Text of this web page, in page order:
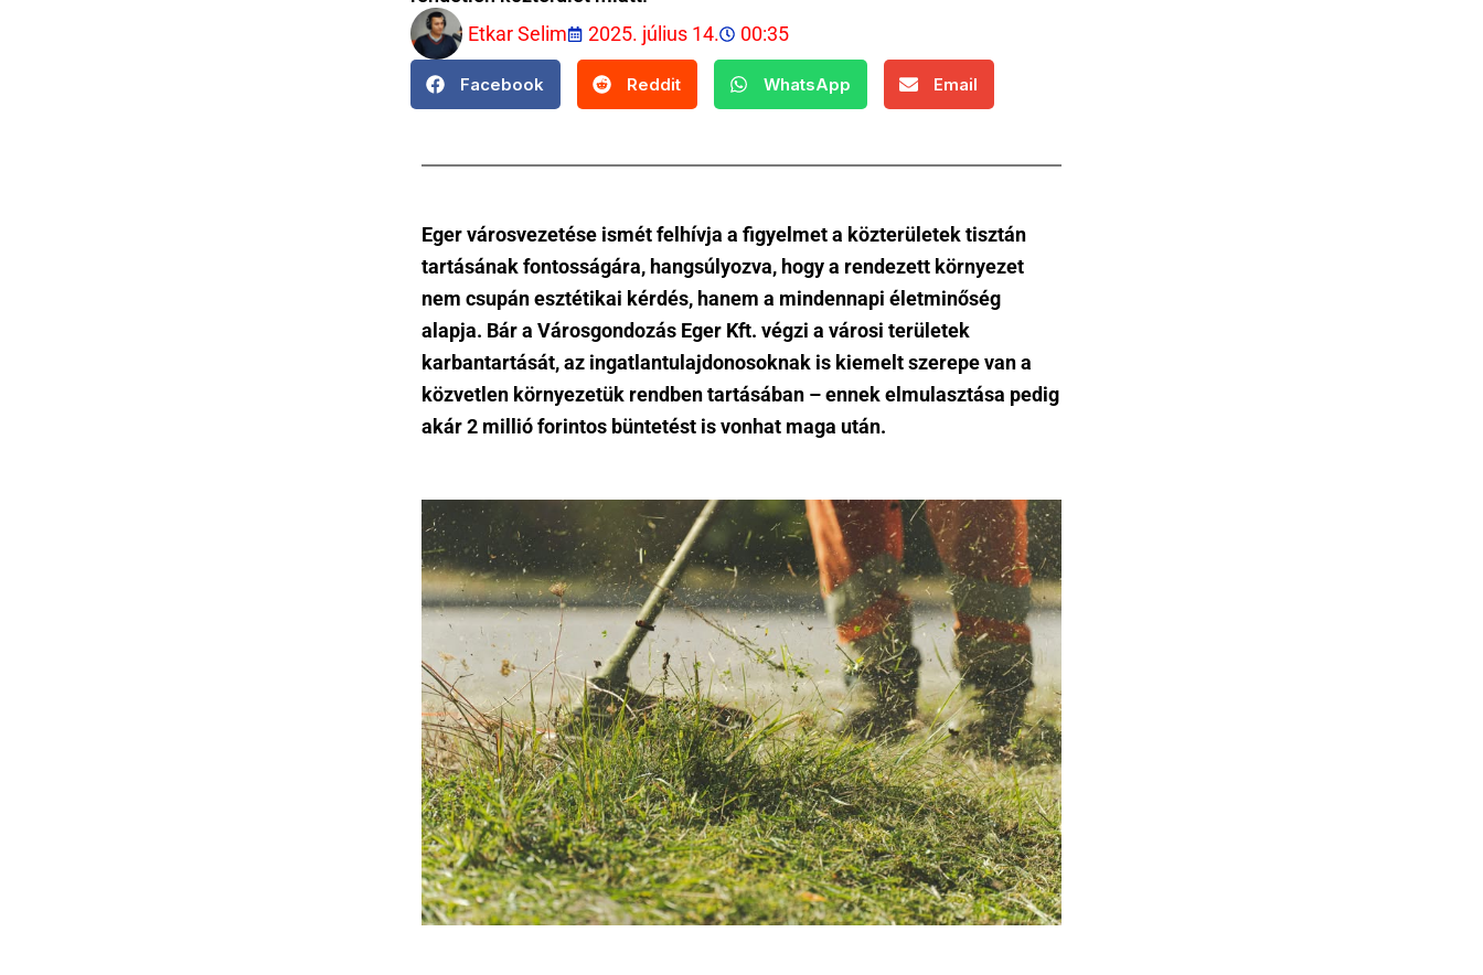
Etkar Selim
2025. július 14. 00:35
Facebook Reddit WhatsApp Email
Eger városvezetése ismét felhívja a figyelmet a közterületek tisztán
tartásának fontosságára, hangsúlyozva, hogy a rendezett környezet
nem csupán esztétikai kérdés, hanem a mindennapi életminőség
alapja. Bár a Városgondozás Eger Kft. végzi a városi területek
karbantartását, az ingatlantulajdonosoknak is kiemelt szerepe van a
közvetlen környezetük rendben tartásában – ennek elmulasztása pedig
akár 2 millió forintos büntetést is vonhat maga után.